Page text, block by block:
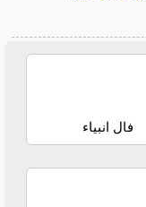
فال انبیاء